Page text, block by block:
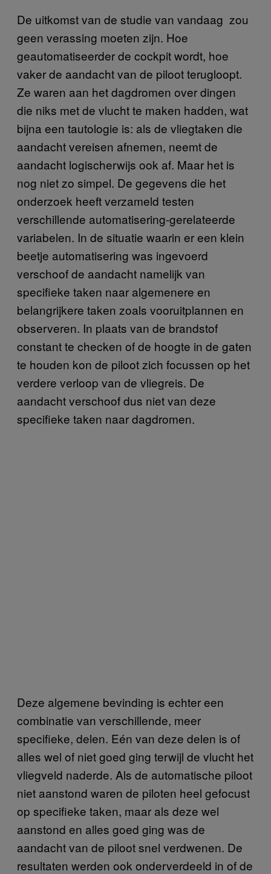
De uitkomst van de studie van vandaag zou
geen verassing moeten zijn. Hoe
geautomatiseerder de cockpit wordt, hoe
vaker de aandacht van de piloot terugloopt.
Ze waren aan het dagdromen over dingen
die niks met de vlucht te maken hadden, wat
bijna een tautologie is: als de vliegtaken die
aandacht vereisen afnemen, neemt de
aandacht logischerwijs ook af. Maar het is
nog niet zo simpel. De gegevens die het
onderzoek heeft verzameld testen
verschillende automatisering-gerelateerde
variabelen. In de situatie waarin er een klein
beetje automatisering was ingevoerd
verschoof de aandacht namelijk van
specifieke taken naar algemenere en
belangrijkere taken zoals vooruitplannen en
observeren. In plaats van de brandstof
constant te checken of de hoogte in de gaten
te houden kon de piloot zich focussen op het
verdere verloop van de vliegreis. De
aandacht verschoof dus niet van deze
specifieke taken naar dagdromen.
Deze algemene bevinding is echter een
combinatie van verschillende, meer
specifieke, delen. Eén van deze delen is of
alles wel of niet goed ging terwijl de vlucht het
vliegveld naderde. Als de automatische piloot
niet aanstond waren de piloten heel gefocust
op specifieke taken, maar als deze wel
aanstond en alles goed ging was de
aandacht van de piloot snel verdwenen. De
resultaten werden ook onderverdeeld in of de